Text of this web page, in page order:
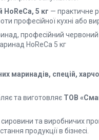
5 кг — практичне
професійної кухні або
професійний
HoReCa 5 кг
маринадів, спецій,
та виготовляє ТОВ
та виробничих
продукції в бізнесі.